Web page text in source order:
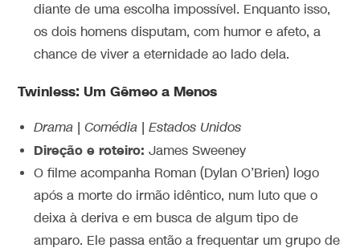
diante de uma escolha impossível. Enquanto isso,
os dois homens disputam, com humor e afeto, a
chance de viver a eternidade ao lado dela.
Twinless: Um Gêmeo a Menos
Drama | Comédia | Estados Unidos
Direção e roteiro: James Sweeney
O filme acompanha Roman (Dylan O’Brien) logo
após a morte do irmão idêntico, num luto que o
deixa à deriva e em busca de algum tipo de
amparo. Ele passa então a frequentar um grupo de